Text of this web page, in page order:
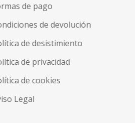
de pago
de devolución
de desistimiento
de privacidad
de cookies
Legal